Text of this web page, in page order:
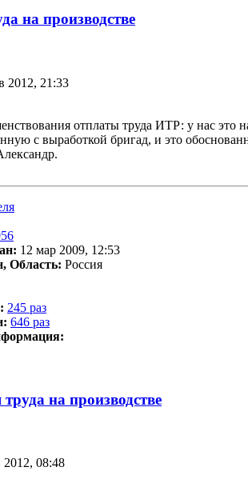
на производстве
2012, 21:33
отплаты труда ИТР: у нас
с выработкой бригад, и это
12 мар 2009, 12:53
Область: Россия
245 раз
646 раз
на производстве
2012, 08:48